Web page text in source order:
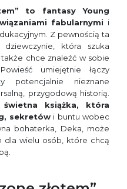
to fantasy Young
fabularnymi i
Z pewnością ta
która szuka
chce znaleźć w sobie
umiejętnie łączy
potencjalnie nieznane
przygodową historią.
świetna książka, która
sekretówi buntu wobec
bohaterka, Deka, może
dla wielu osób, które chcą